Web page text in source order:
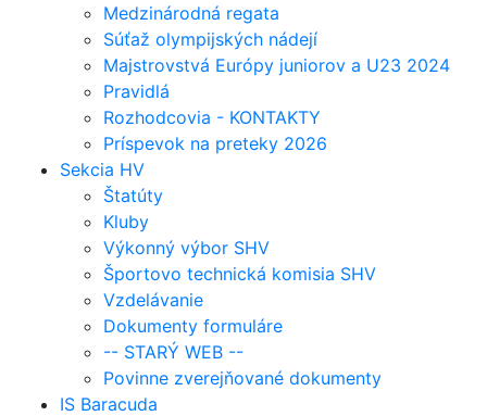
Medzinárodná regata
Súťaž olympijských nádejí
Majstrovstvá Európy juniorov a U23 2024
Pravidlá
Rozhodcovia - KONTAKTY
Príspevok na preteky 2026
Sekcia HV
Štatúty
Kluby
Výkonný výbor SHV
Športovo technická komisia SHV
Vzdelávanie
Dokumenty formuláre
-- STARÝ WEB --
Povinne zverejňované dokumenty
IS Baracuda